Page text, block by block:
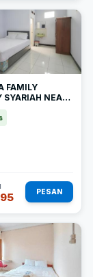
FAMILY
SYARIAH NEAR
PESAN